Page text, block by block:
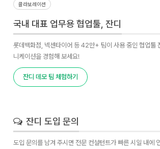
콜라보레이션
국내 대표 업무용 협업툴, 잔디
롯데백화점, 넥센타이어 등 42만+ 팀이 사용 중인 협업툴
니케이션을 경험해 보세요!
잔디 데모 팀 체험하기
잔디 도입 문의
도입 문의를 남겨 주시면 전문 컨설턴트가 빠른 시일 내에